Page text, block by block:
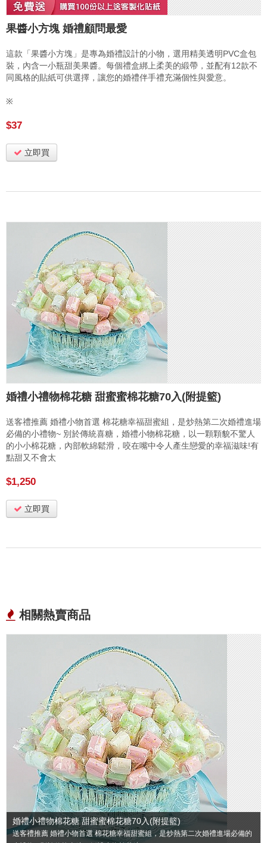
果醬小方塊 婚禮顧問最愛
這款「果醬小方塊」是專為婚禮設計的小物，選用精美透明PVC盒包
裝，內含一小瓶甜美果醬。每個禮盒綁上柔美的緞帶，並配有12款不
同風格的貼紙可供選擇，讓您的婚禮伴手禮充滿個性與愛意。
※
$37
立即買
婚禮小禮物棉花糖 甜蜜蜜棉花糖70入(附提籃)
送客禮推薦 婚禮小物首選 棉花糖幸福甜蜜組，是炒熱第二次婚禮進場
必備的小禮物~ 別於傳統喜糖，婚禮小物棉花糖，以一顆顆貌不驚人
的小小棉花糖，內部軟綿鬆滑，咬在嘴中令人產生戀愛的幸福滋味!有
點甜又不會太
$1,250
立即買
相關熱賣商品
婚禮小禮物棉花糖 甜蜜蜜棉花糖70入(附提籃)
送客禮推薦 婚禮小物首選 棉花糖幸福甜蜜組，是炒熱第二次婚禮進場必備的